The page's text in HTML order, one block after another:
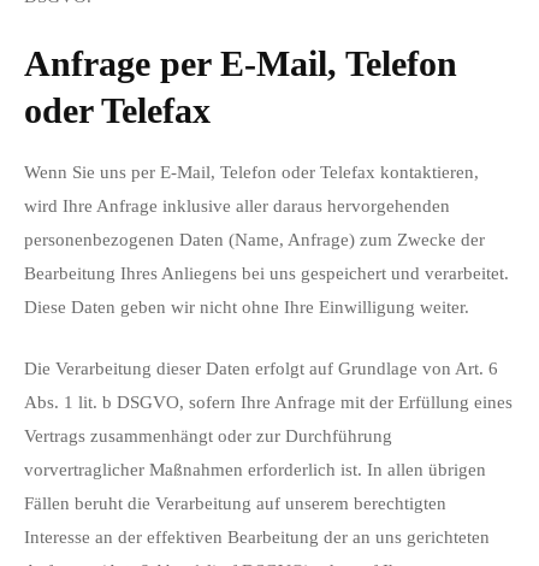
Anfrage per E-Mail, Telefon
oder Telefax
Wenn Sie uns per E-Mail, Telefon oder Telefax kontaktieren,
wird Ihre Anfrage inklusive aller daraus hervorgehenden
personenbezogenen Daten (Name, Anfrage) zum Zwecke der
Bearbeitung Ihres Anliegens bei uns gespeichert und verarbeitet.
Diese Daten geben wir nicht ohne Ihre Einwilligung weiter.
Die Verarbeitung dieser Daten erfolgt auf Grundlage von Art. 6
Abs. 1 lit. b DSGVO, sofern Ihre Anfrage mit der Erfüllung eines
Vertrags zusammenhängt oder zur Durchführung
vorvertraglicher Maßnahmen erforderlich ist. In allen übrigen
Fällen beruht die Verarbeitung auf unserem berechtigten
Interesse an der effektiven Bearbeitung der an uns gerichteten